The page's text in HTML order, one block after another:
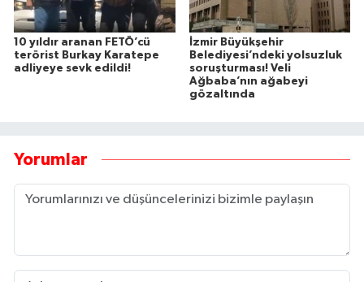
10 yıldır aranan FETÖ’cü
terörist Burkay Karatepe
adliyeye sevk edildi!
İzmir Büyükşehir
Belediyesi’ndeki yolsuzluk
soruşturması! Veli
Ağbaba’nın ağabeyi
gözaltında
Yorumlar